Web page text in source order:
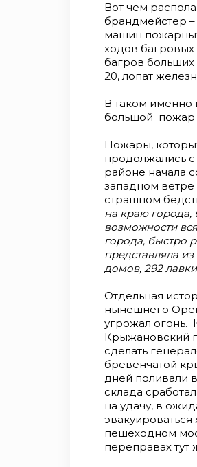
Вот чем
брандмейстер –
машин пожарных
ходов багровых
багров
20, лопат
В таком именно
большой пожар
Пожары,
продолжались с
районе начала
западном ветре
страшном
на краю города,
возможности
города, быстро
представляла
домов, 292
Отдельная
нынешнего
угрожал огонь.
Крыжановский
сделать
бревенчатой
дней поливали
склада
на удачу, в
пешеходном
переправах тут